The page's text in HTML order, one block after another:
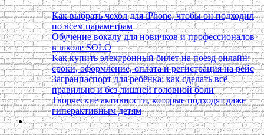
Как выбрать чехол для iPhone, чтобы он подходил
по всем параметрам
Обучение вокалу для новичков и профессионалов
в школе SOLO
Как купить электронный билет на поезд онлайн:
сроки, оформление, оплата и регистрация на рейс
Загранпаспорт для ребёнка: как сделать всё
правильно и без лишней головной боли
Творческие активности, которые подходят даже
гиперактивным детям